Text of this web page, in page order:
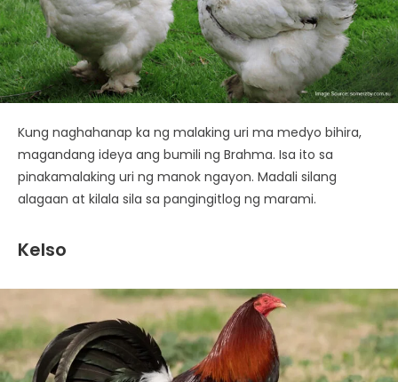
Kung naghahanap ka ng malaking uri ma medyo bihira,
magandang ideya ang bumili ng Brahma. Isa ito sa
pinakamalaking uri ng manok ngayon. Madali silang
alagaan at kilala sila sa pangingitlog ng marami.
Kelso